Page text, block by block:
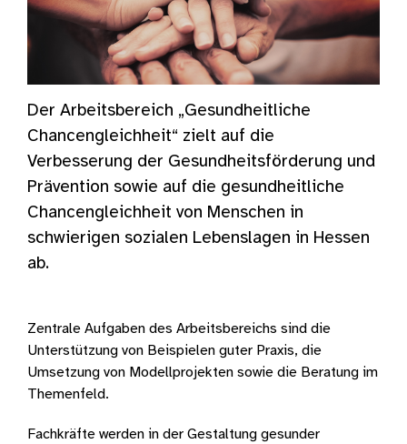
Der Arbeitsbereich „Gesundheitliche
Chancengleichheit“ zielt auf die
Verbesserung der Gesundheitsförderung und
Prävention sowie auf die gesundheitliche
Chancengleichheit von Menschen in
schwierigen sozialen Lebenslagen in Hessen
ab.
Zentrale Aufgaben des Arbeitsbereichs sind die
Unterstützung von Beispielen guter Praxis, die
Umsetzung von Modellprojekten sowie die Beratung im
Themenfeld.
Fachkräfte werden in der Gestaltung gesunder